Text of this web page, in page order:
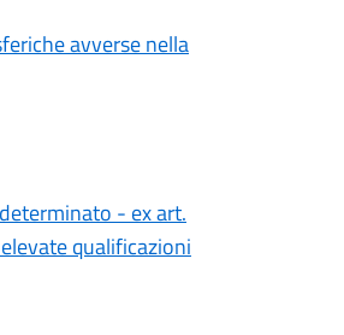
avverse nella
- ex art.
qualificazioni